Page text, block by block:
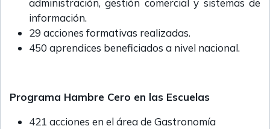
administración, gestión comercial y sistemas de
información.
29 acciones formativas realizadas.
450 aprendices beneficiados a nivel nacional.
Programa Hambre Cero en las Escuelas
421 acciones en el área de Gastronomía